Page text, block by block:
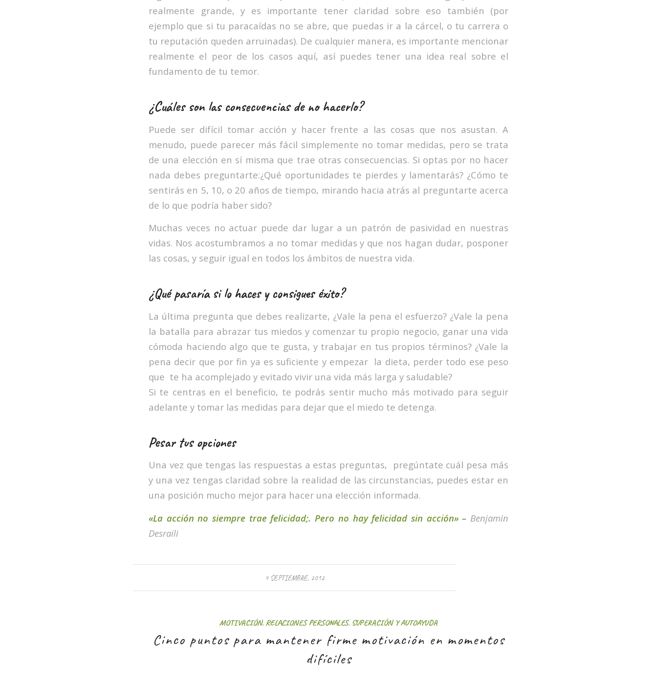
realmente grande, y es importante tener claridad sobre eso también (por
ejemplo que si tu paracaídas no se abre, que puedas ir a la cárcel, o tu carrera o
tu reputación queden arruinadas). De cualquier manera, es importante mencionar
realmente el peor de los casos aquí, así puedes tener una idea real sobre el
fundamento de tu temor.
¿Cuáles son las consecuencias de no hacerlo?
Puede ser difícil tomar acción y hacer frente a las cosas que nos asustan. A
menudo, puede parecer más fácil simplemente no tomar medidas, pero se trata
de una elección en sí misma que trae otras consecuencias. Si optas por no hacer
nada debes preguntarte:¿Qué oportunidades te pierdes y lamentarás? ¿Cómo te
sentirás en 5, 10, o 20 años de tiempo, mirando hacia atrás al preguntarte acerca
de lo que podría haber sido?
Muchas veces no actuar puede dar lugar a un patrón de pasividad en nuestras
vidas. Nos acostumbramos a no tomar medidas y que nos hagan dudar, posponer
las cosas, y seguir igual en todos los ámbitos de nuestra vida.
¿Qué pasaría si lo haces y consigues éxito?
La última pregunta que debes realizarte, ¿Vale la pena el esfuerzo? ¿Vale la pena
la batalla para abrazar tus miedos y comenzar tu propio negocio, ganar una vida
cómoda haciendo algo que te gusta, y trabajar en tus propios términos? ¿Vale la
pena decir que por fin ya es suficiente y empezar la dieta, perder todo ese peso
que te ha acomplejado y evitado vivir una vida más larga y saludable?
Si te centras en el beneficio, te podrás sentir mucho más motivado para seguir
adelante y tomar las medidas para dejar que el miedo te detenga.
Pesar tus opciones
Una vez que tengas las respuestas a estas preguntas, pregúntate cuál pesa más
y una vez tengas claridad sobre la realidad de las circunstancias, puedes estar en
una posición mucho mejor para hacer una elección informada.
«La acción no siempre trae felicidad;. Pero no hay felicidad sin acción» – Benjamin
Desraili
4 SEPTIEMBRE, 2012
MOTIVACIÓN, RELACIONES PERSONALES, SUPERACIÓN Y AUTOAYUDA
Cinco puntos para mantener firme motivación en momentos
difíciles